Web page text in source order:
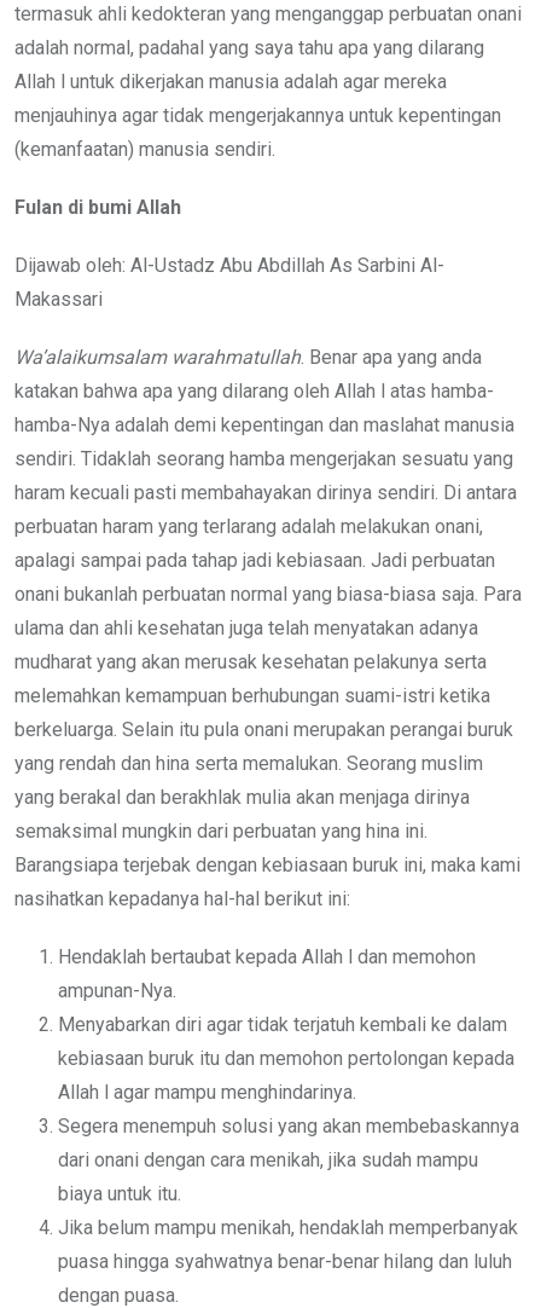
termasuk ahli kedokteran yang menganggap perbuatan onani
adalah normal, padahal yang saya tahu apa yang dilarang
Allah l untuk dikerjakan manusia adalah agar mereka
menjauhinya agar tidak mengerjakannya untuk kepentingan
(kemanfaatan) manusia sendiri.
Fulan di bumi Allah
Dijawab oleh: Al-Ustadz Abu Abdillah As Sarbini Al-
Makassari
Wa’alaikumsalam warahmatullah. Benar apa yang anda
katakan bahwa apa yang dilarang oleh Allah l atas hamba-
hamba-Nya adalah demi kepentingan dan maslahat manusia
sendiri. Tidaklah seorang hamba mengerjakan sesuatu yang
haram kecuali pasti membahayakan dirinya sendiri. Di antara
perbuatan haram yang terlarang adalah melakukan onani,
apalagi sampai pada tahap jadi kebiasaan. Jadi perbuatan
onani bukanlah perbuatan normal yang biasa-biasa saja. Para
ulama dan ahli kesehatan juga telah menyatakan adanya
mudharat yang akan merusak kesehatan pelakunya serta
melemahkan kemampuan berhubungan suami-istri ketika
berkeluarga. Selain itu pula onani merupakan perangai buruk
yang rendah dan hina serta memalukan. Seorang muslim
yang berakal dan berakhlak mulia akan menjaga dirinya
semaksimal mungkin dari perbuatan yang hina ini.
Barangsiapa terjebak dengan kebiasaan buruk ini, maka kami
nasihatkan kepadanya hal-hal berikut ini:
Hendaklah bertaubat kepada Allah l dan memohon
ampunan-Nya.
Menyabarkan diri agar tidak terjatuh kembali ke dalam
kebiasaan buruk itu dan memohon pertolongan kepada
Allah l agar mampu menghindarinya.
Segera menempuh solusi yang akan membebaskannya
dari onani dengan cara menikah, jika sudah mampu
biaya untuk itu.
Jika belum mampu menikah, hendaklah memperbanyak
puasa hingga syahwatnya benar-benar hilang dan luluh
dengan puasa.